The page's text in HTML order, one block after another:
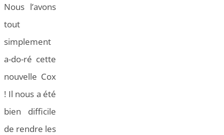
Nous l’avons
tout
simplement
a-do-ré cette
nouvelle Cox
! Il nous a été
bien difficile
de rendre les